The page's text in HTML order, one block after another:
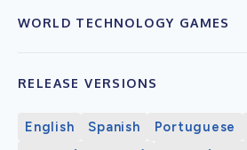
WORLD TECHNOLOGY GAMES
RELEASE VERSIONS
English Spanish Portuguese